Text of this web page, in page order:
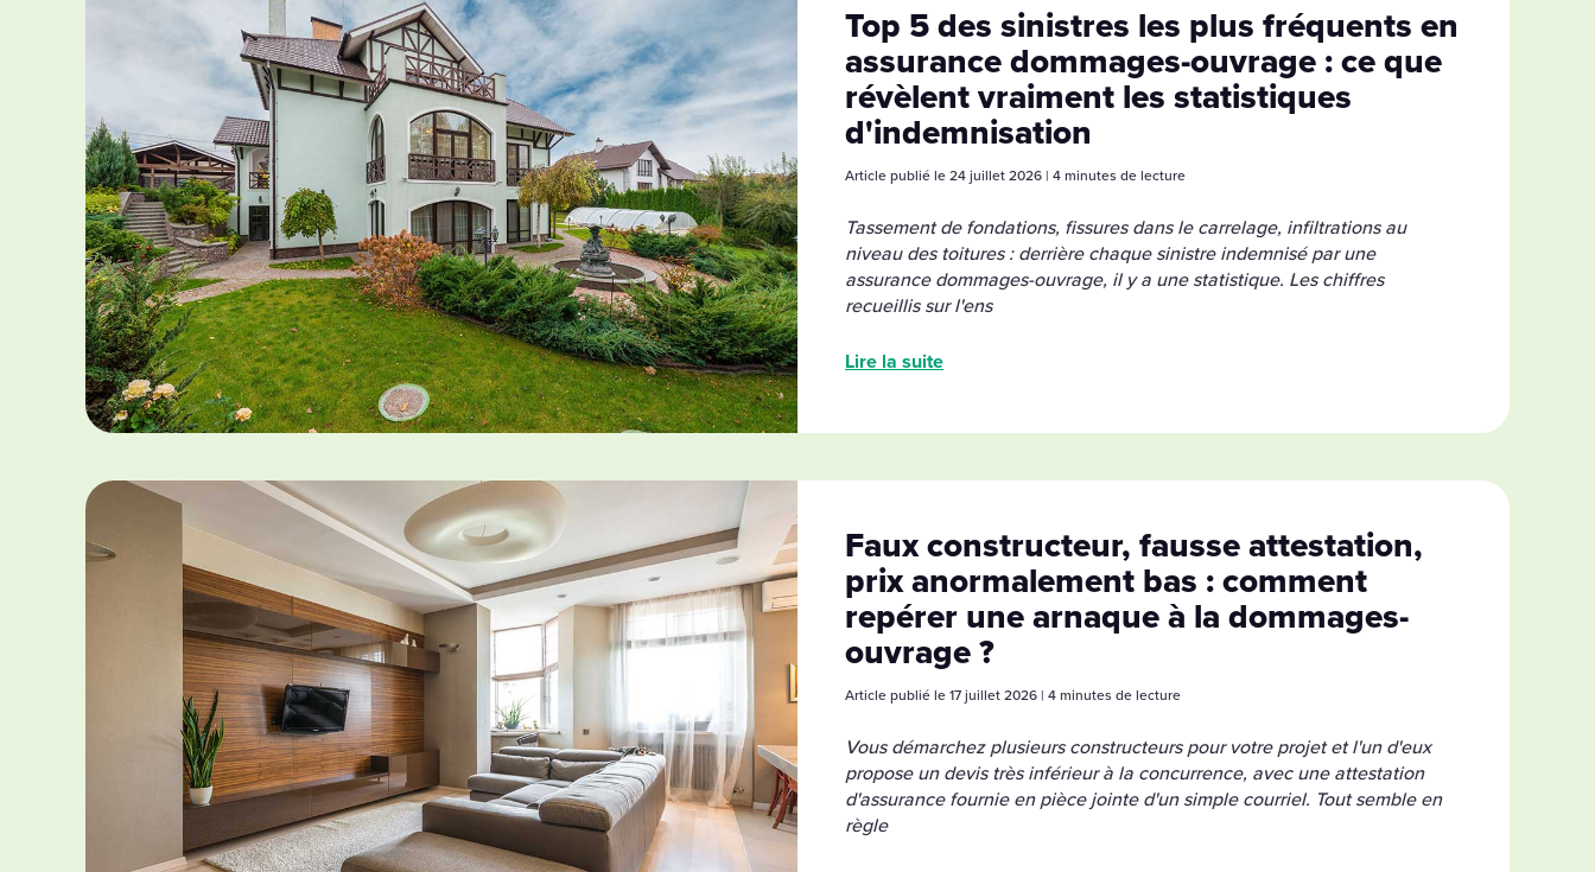
Top 5 des sinistres les plus fréquents en
assurance dommages-ouvrage : ce que
révèlent vraiment les statistiques
d'indemnisation
Article publié le 24 juillet 2026 | 4 minutes de lecture
Tassement de fondations, fissures dans le carrelage, infiltrations au
niveau des toitures : derrière chaque sinistre indemnisé par une
assurance dommages-ouvrage, il y a une statistique. Les chiffres
recueillis sur l'ens
Lire la suite
Faux constructeur, fausse attestation,
prix anormalement bas : comment
repérer une arnaque à la dommages-
ouvrage ?
Article publié le 17 juillet 2026 | 4 minutes de lecture
Vous démarchez plusieurs constructeurs pour votre projet et l'un d'eux
propose un devis très inférieur à la concurrence, avec une attestation
d'assurance fournie en pièce jointe d'un simple courriel. Tout semble en
règle